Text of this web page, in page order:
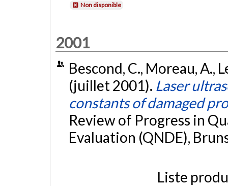
Non disponible
2001
Bescond, C., Moreau, A.,
(juillet 2001). Laser
constants of damaged
Review of Progress in
Evaluation (QNDE),
Liste